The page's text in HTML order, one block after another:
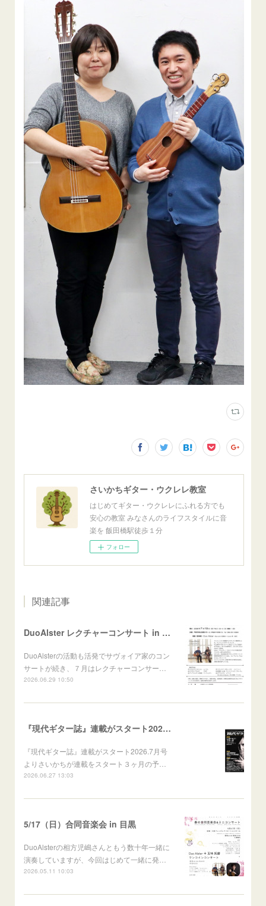
さいかちギター・ウクレレ教室
はじめてギター・ウクレレにふれる方でも
安心の教室 みなさんのライフスタイルに音
楽を 飯田橋駅徒歩１分
フォロー
関連記事
DuoAlster レクチャーコンサート in 山梨 甲府
DuoAlsterの活動も活発でサヴォイア家のコン
サートが続き、７月はレクチャーコンサー…
2026.06.29 10:50
『現代ギター誌』連載がスタート2026.7月号より
『現代ギター誌』連載がスタート2026.7月号
よりさいかちが連載をスタート３ヶ月の予…
2026.06.27 13:03
5/17（日）合同音楽会 in 目黒
DuoAlsterの相方児嶋さんともう数十年一緒に
演奏していますが、今回はじめて一緒に発…
2026.05.11 10:03